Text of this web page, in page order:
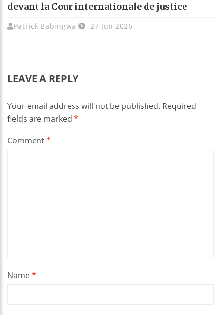
devant la Cour internationale de justice
Patrick Babingwa 27 Jun 2026
LEAVE A REPLY
Your email address will not be published. Required
fields are marked *
Comment*
Name*